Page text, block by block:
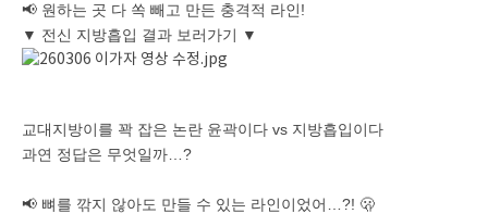
📢 원하는 곳 다 쏙 빼고 만든 충격적 라인!
▼ 전신 지방흡입 결과 보러가기 ▼
교대지방이를 꽉 잡은 논란 윤곽이다 vs 지방흡입이다
과연 정답은 무엇일까…?
📢 뼈를 깎지 않아도 만들 수 있는 라인이었어…?! 🫢